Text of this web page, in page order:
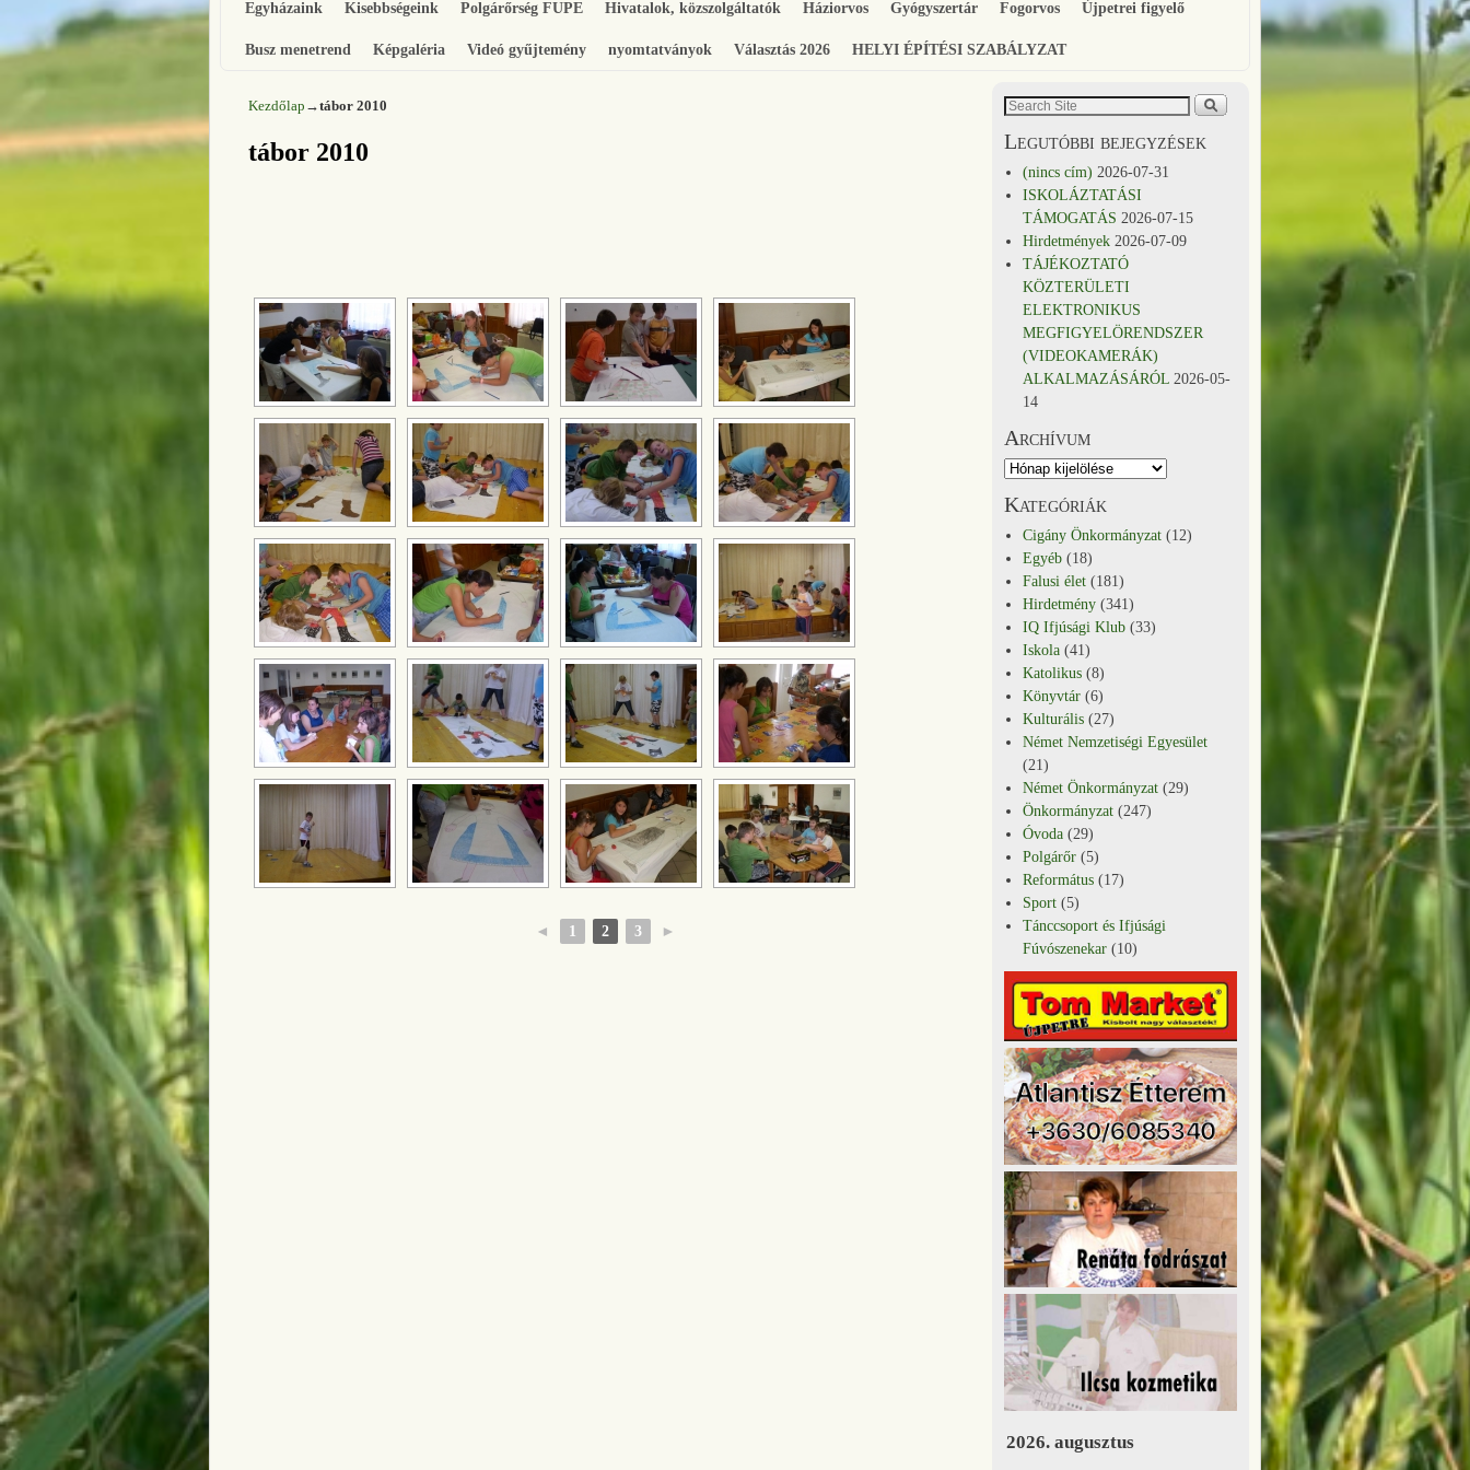
Egyházaink Kisebbségeink Polgárőrség FUPE Hivatalok, közszolgáltatók Háziorvos Gyógyszertár Fogorvos Újpetrei figyelő
Busz menetrend Képgaléria Videó gyűjtemény nyomtatványok Választás 2026 HELYI ÉPÍTÉSI SZABÁLYZAT
Kezdőlap →tábor 2010
tábor 2010
◄ 1 2 3 ►
Legutóbbi bejegyzések
(nincs cím) 2026-07-31
ISKOLÁZTATÁSI
TÁMOGATÁS 2026-07-15
Hirdetmények 2026-07-09
TÁJÉKOZTATÓ
KÖZTERÜLETI
ELEKTRONIKUS
MEGFIGYELÖRENDSZER
(VIDEOKAMERÁK)
ALKALMAZÁSÁRÓL 2026-05-
14
Archívum
Kategóriák
Cigány Önkormányzat (12)
Egyéb (18)
Falusi élet (181)
Hirdetmény (341)
IQ Ifjúsági Klub (33)
Iskola (41)
Katolikus (8)
Könyvtár (6)
Kulturális (27)
Német Nemzetiségi Egyesület
(21)
Német Önkormányzat (29)
Önkormányzat (247)
Óvoda (29)
Polgárőr (5)
Református (17)
Sport (5)
Tánccsoport és Ifjúsági
Fúvószenekar (10)
2026. augusztus